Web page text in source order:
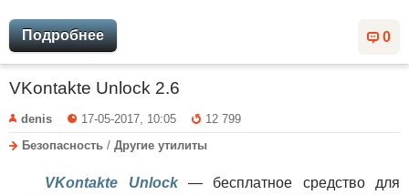
0
Подробнее
VKontakte Unlock 2.6
denis 17-05-2017, 10:05
12 799
Безопасность / Другие утилиты
VKontakte Unlock— бесплатное средство для